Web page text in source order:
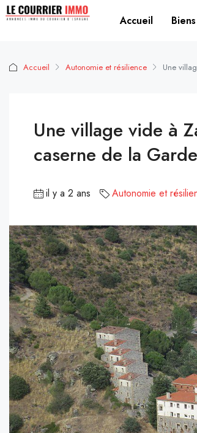
Accueil Biens
Accueil Autonomie et résilience Une
Une village vide à
caserne de la
il y a 2 ans Autonomie et